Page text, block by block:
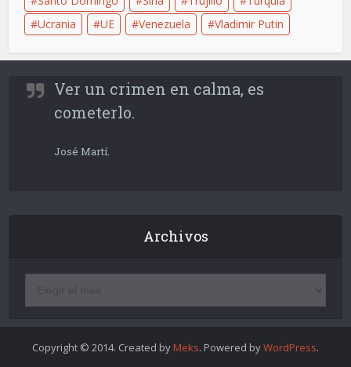
Ucrania
UE Venezuela Vladimir Putin
Ver un crimen en calma, es
cometerlo.
José Martí.
Archivos
Copyright © 2014. Created by Meks. Powered byWordPress.